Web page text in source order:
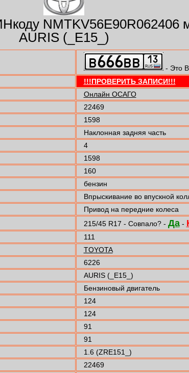
NMTKV56E90R062406
AURIS (_E15_)
- Это
!!!ПРОВЕРИТЬ ЗАПИСИ!!!
Онлайн ОСАГО
22469
1598
Наклонная задняя часть
4
1598
160
бензин
Впрыскивание во впускной
Привод на передние колеса
215/45 R17 - Совпало? - Да-
111
TOYOTA
6226
AURIS (_E15_)
Бензиновый двигатель
124
124
91
91
1.6 (ZRE151_)
22469